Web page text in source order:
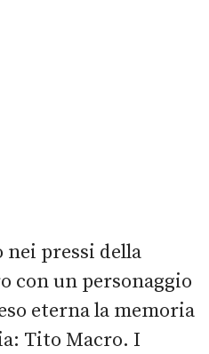
nei pressi della
con un personaggio
eterna la memoria
Tito Macro. I